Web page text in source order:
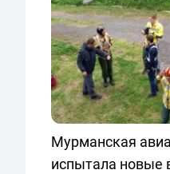
Мурманская
испытала новые